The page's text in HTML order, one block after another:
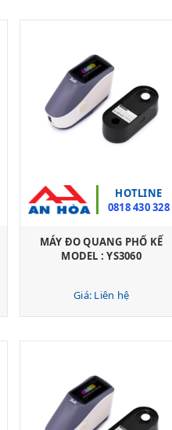
HOTLINE
0818 430 328
MÁY ĐO QUANG PHỔ KẾ
MODEL : YS3060
Giá: Liên hệ